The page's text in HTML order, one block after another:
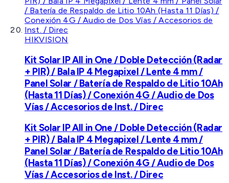
HIKVISION
Kit Solar IP All in One / Doble Detección (Radar
+ PIR) / Bala IP 4 Megapixel / Lente 4 mm /
Panel Solar / Batería de Respaldo de Litio 10Ah
(Hasta 11 Días) / Conexión 4G / Audio de Dos
Vías / Accesorios de Inst. / Direc
Kit Solar IP All in One / Doble Detección (Radar
+ PIR) / Bala IP 4 Megapixel / Lente 4 mm /
Panel Solar / Batería de Respaldo de Litio 10Ah
(Hasta 11 Días) / Conexión 4G / Audio de Dos
Vías / Accesorios de Inst. / Direc